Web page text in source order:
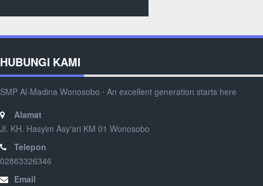
HUBUNGI KAMI
SMP Al-Madina Wonosobo ⋅ An excellent generation starts here
Alamat
Jl. KH. Hasyim Asy'ari KM 01 Wonosobo
Telepon
02863326346
Email